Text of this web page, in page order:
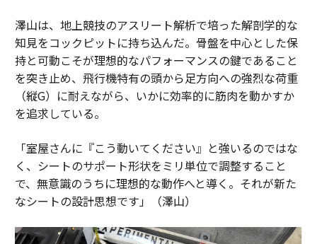
澤山は、地上競技のアスリート解析で培った解剖学的な
知見をコックピットに持ち込んだ。骨盤を中心とした保
持と可動こそが理想的なパフォーマンスの鍵であること
を突き止め、飛行機特有の頭から足方向への強烈な荷重
（縦G）に耐えながら、いかに効率的に筋肉を動かすか
を追求している。
「室屋さんに『こう動いてください』と強いるのではな
く、シートのサポート形状をミリ単位で調整すること
で、無意識のうちに理想的な動作へと導く。それが新た
なシートの設計思想です」（澤山）